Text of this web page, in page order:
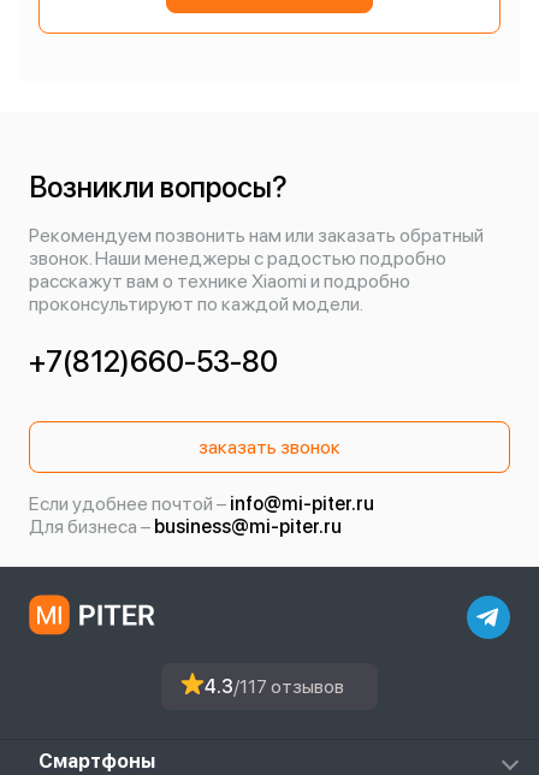
Возникли вопросы?
Рекомендуем позвонить нам или заказать обратный
звонок. Наши менеджеры с радостью подробно
расскажут вам о технике Xiaomi и подробно
проконсультируют по каждой модели.
+7(812)660-53-80
заказать звонок
Если удобнее почтой – info@mi-piter.ru
Для бизнеса – business@mi-piter.ru
4.3/117 отзывов
Смартфоны